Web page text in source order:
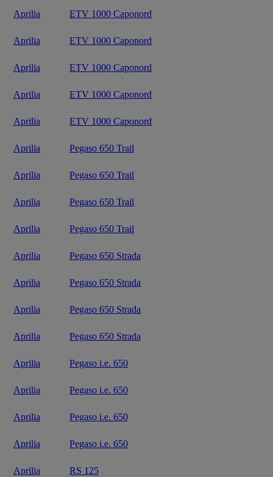
Aprilia ETV 1000 Caponord
Aprilia ETV 1000 Caponord
Aprilia ETV 1000 Caponord
Aprilia ETV 1000 Caponord
Aprilia ETV 1000 Caponord
Aprilia Pegaso 650 Trail
Aprilia Pegaso 650 Trail
Aprilia Pegaso 650 Trail
Aprilia Pegaso 650 Trail
Aprilia Pegaso 650 Strada
Aprilia Pegaso 650 Strada
Aprilia Pegaso 650 Strada
Aprilia Pegaso 650 Strada
Aprilia Pegaso i.e. 650
Aprilia Pegaso i.e. 650
Aprilia Pegaso i.e. 650
Aprilia Pegaso i.e. 650
Aprilia RS 125